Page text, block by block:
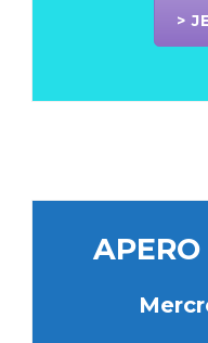
>
APERO